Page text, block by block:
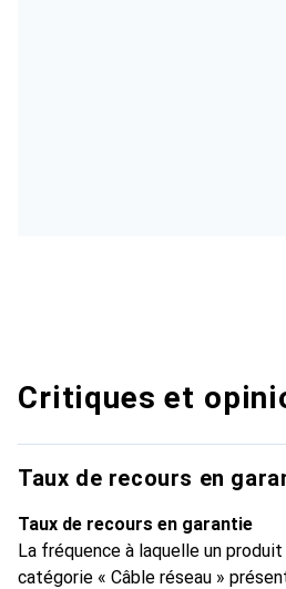
Critiques et
Taux de recours en
Taux de recours en garantie
La fréquence à laquelle un
catégorie « Câble réseau »